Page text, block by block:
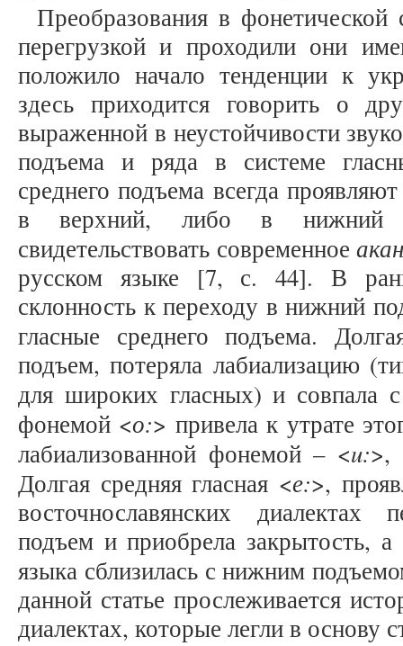
Преобразования в
перегрузкой и проходили они
положило начало тенденции к
здесь приходится говорить о
выраженной в неустойчивости
подъема и ряда в системе
среднего подъема всегда
в верхний, либо в
свидетельствовать современное
русском языке [7, с. 44]. В
склонность к переходу в нижний
гласные среднего подъема.
подъем, потеряла лабиализацию
для широких гласных) и совпала
фонемой <о:> привела к утрате
лабиализованной фонемой – <u:>,
Долгая средняя гласная <е:>,
восточнославянских диалектах
подъем и приобрела закрытость, а
языка сблизилась с нижним
данной статье прослеживается
диалектах, которые легли в основу